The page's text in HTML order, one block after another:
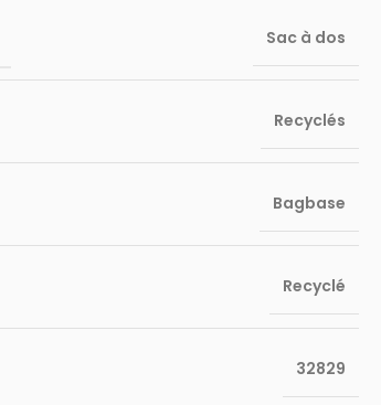
Sac à dos
Recyclés
Bagbase
Recyclé
32829